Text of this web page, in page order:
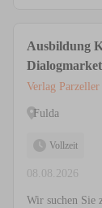
Ausbildung
Verlag
Fulda
Vollzeit
08.08.2026
Wir suchen Sie